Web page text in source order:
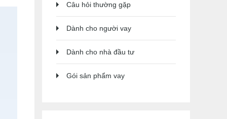
Câu hỏi thường gặp
Dành cho người vay
Dành cho nhà đầu tư
Gói sản phẩm vay